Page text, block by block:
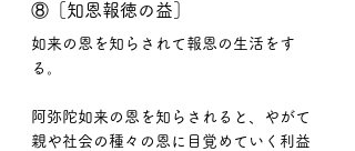
⑧［知恩報徳の益］
如来の恩を知らされて報恩の生活をす
る。
阿弥陀如来の恩を知らされると、やがて
親や社会の種々の恩に目覚めていく利益